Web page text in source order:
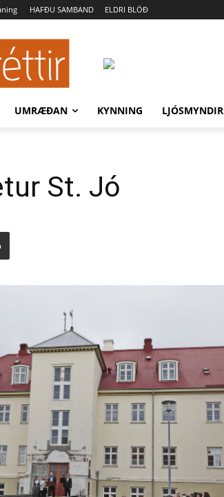
HAFÐU SAMBAND ELDRI BLÖÐ
UMRÆÐAN KYNNING LJÓSMYNDIR
St. Jó